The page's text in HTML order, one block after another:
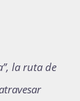
la ruta de